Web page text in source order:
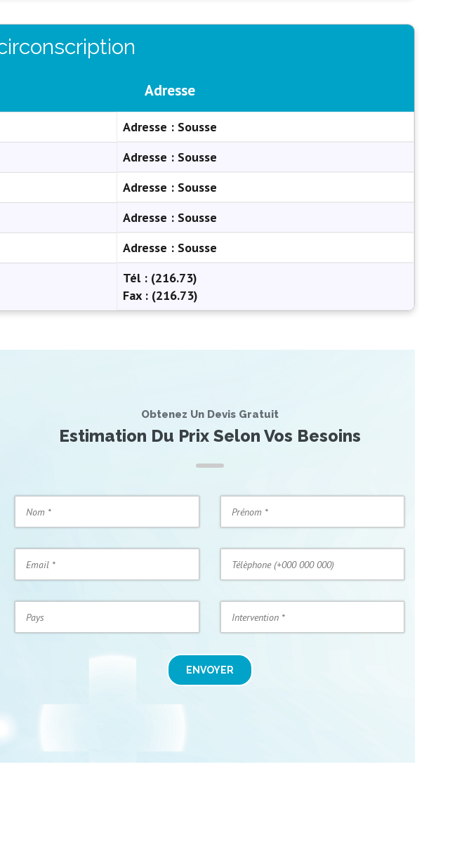
Adresse
Adresse : Sousse
Adresse : Sousse
Adresse : Sousse
Adresse : Sousse
Adresse : Sousse
Tél : (216.73)
Fax : (216.73)
Obtenez Un Devis Gratuit
Estimation Du Prix Selon Vos Besoins
ENVOYER